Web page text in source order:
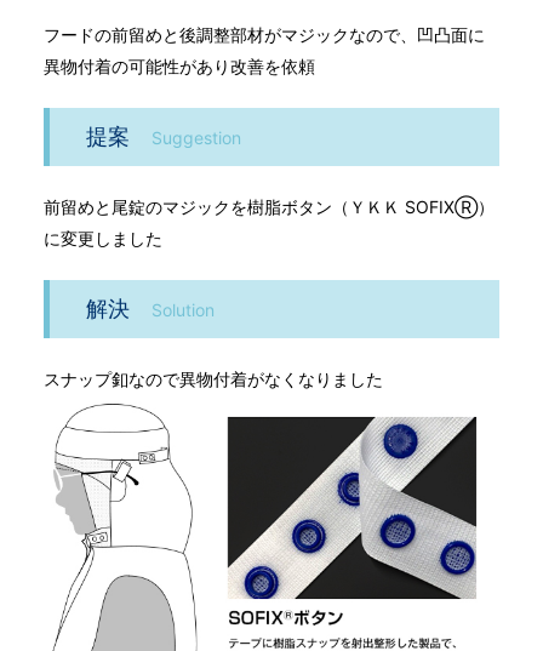
フードの前留めと後調整部材がマジックなので、凹凸面に
異物付着の可能性があり改善を依頼
提案 Suggestion
前留めと尾錠のマジックを樹脂ボタン（ＹＫＫ SOFIXⓇ）
に変更しました
解決 Solution
スナップ釦なので異物付着がなくなりました